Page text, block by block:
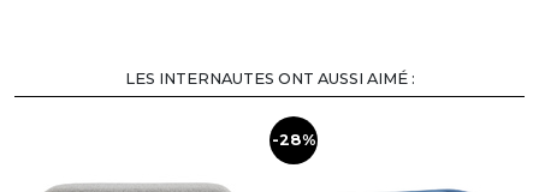
LES INTERNAUTES ONT AUSSI AIMÉ :
-28%